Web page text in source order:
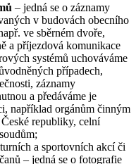
– jedná se o záznamy
v budovách obecního
ve sběrném dvoře,
a příjezdová komunikace
systémů uchováváme
případech,
záznamy
a předáváme je
například orgánům činným
republiky, celní
a sportovních akcí či
– jedná se o fotografie